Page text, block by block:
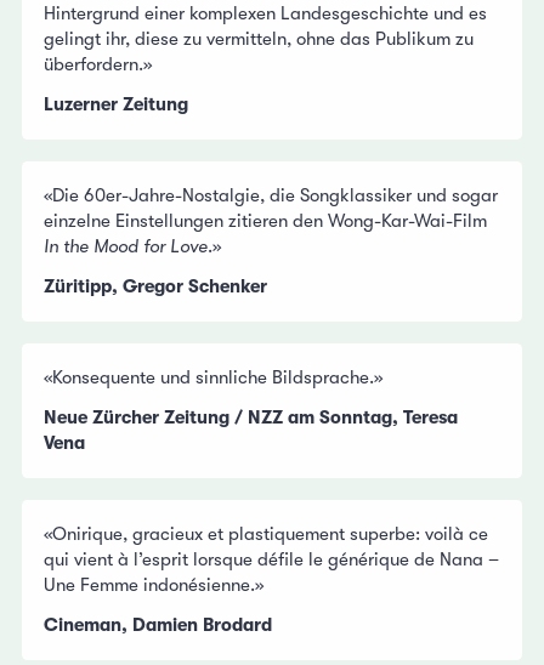
Hintergrund einer komplexen Landesgeschichte und es
gelingt ihr, diese zu vermitteln, ohne das Publikum zu
überfordern.»
Luzerner Zeitung
«Die 60er-Jahre-Nostalgie, die Songklassiker und sogar
einzelne Einstellungen zitieren den Wong-Kar-Wai-Film
In the Mood for Love.»
Züritipp, Gregor Schenker
«Konsequente und sinnliche Bildsprache.»
Neue Zürcher Zeitung / NZZ am Sonntag, Teresa
Vena
«Onirique, gracieux et plastiquement superbe: voilà ce
qui vient à l’esprit lorsque défile le générique de Nana –
Une Femme indonésienne.»
Cineman, Damien Brodard